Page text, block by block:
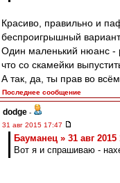
Красиво, правильно и
беспроигрышный
Один маленький нюанс -
что со скамейки
А так, да, ты прав во всём.
Последнее сообщение
dodge -
31 авг 2015 17:47
Бауманец » 31 авг 2015
Вот я и спрашиваю -